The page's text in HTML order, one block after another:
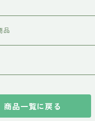
ンセス
品
の柔軟剤
商品一覧に戻る